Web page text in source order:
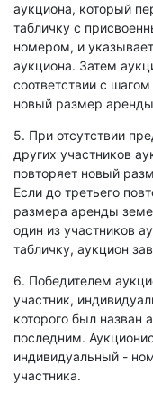
аукциона, который
табличку с
номером, и
аукциона. Затем
соответствии с
новый размер
5. При отсутствии
других участников
повторяет новый
Если до третьего
размера аренды
один из участников
табличку, аукцион
6. Победителем
участник,
которого был назван
последним.
индивидуальный -
участника.